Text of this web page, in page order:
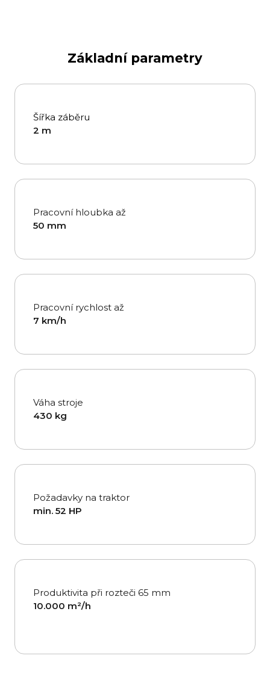
Základní parametry
Šířka záběru
2 m
Pracovní hloubka až
50 mm
Pracovní rychlost až
7 km/h
Váha stroje
430 kg
Požadavky na traktor
min. 52 HP
Produktivita při rozteči 65 mm
10.000 m²/h